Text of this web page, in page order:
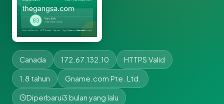
Canada 172.67.132.10 HTTPS Valid
1.8 tahun Gname.com Pte. Ltd.
Diperbarui3 bulan yang lalu